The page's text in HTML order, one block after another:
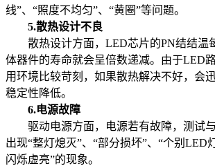
线”、“照度不均匀”、“黄圈”等问题。
5.散热设计不良
散热设计方面，LED芯片的PN结结温
体器件的寿命就会呈倍数递减。由于LED
用环境比较苛刻，如果散热解决不好，会
稳定性降低。
6.电源故障
驱动电源方面，电源若有故障，测试
出现“整灯熄灭”、“部分损坏”、“个别LED
闪烁虚亮”的现象。